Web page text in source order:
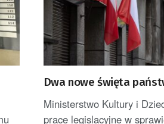
Dwa nowe święta
Ministerstwo Kultury i
prace legislacyjne w